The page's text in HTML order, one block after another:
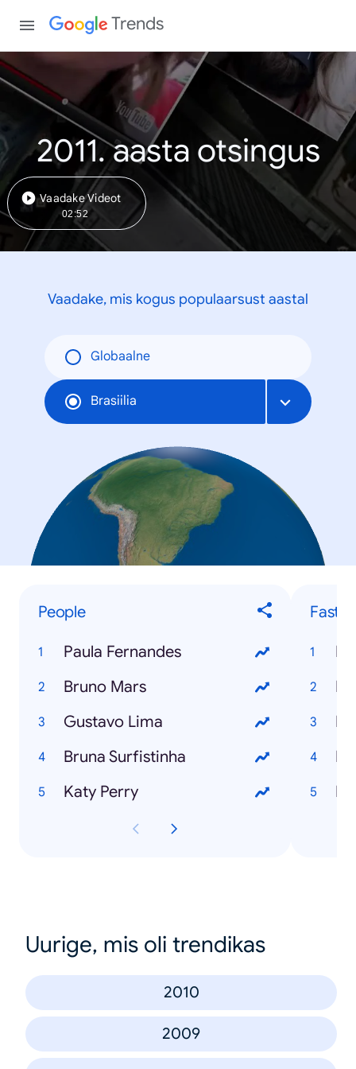
Trends
2011. aasta otsingus
Vaadake Videot
02:52
Vaadake, mis kogus populaarsust aastal
Globaalne
Brasiilia
People
Paula Fernandes
Bruno Mars
Gustavo Lima
Bruna Surfistinha
Katy Perry
Uurige, mis oli trendikas
2010
2009